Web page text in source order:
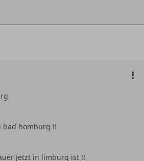
bad homburg !!
jetzt in limburg ist !!